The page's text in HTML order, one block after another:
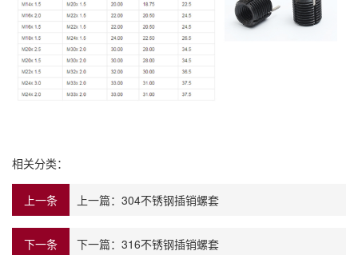
相关分类：
上一条 上一篇： 304不锈钢插销螺套
下一条 下一篇： 316不锈钢插销螺套